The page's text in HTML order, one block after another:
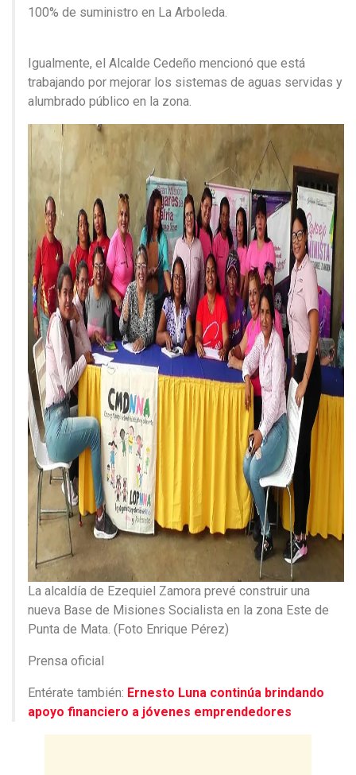
100% de suministro en La Arboleda.
Igualmente, el Alcalde Cedeño mencionó que está
trabajando por mejorar los sistemas de aguas servidas y
alumbrado público en la zona.
La alcaldía de Ezequiel Zamora prevé construir una
nueva Base de Misiones Socialista en la zona Este de
Punta de Mata. (Foto Enrique Pérez)
Prensa oficial
Entérate también: Ernesto Luna continúa brindando
apoyo financiero a jóvenes emprendedores